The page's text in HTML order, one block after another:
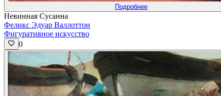
Подробнее
Невинная Сусанна
Феликс Эдуар Валлоттон
Фигуративное искусство
0